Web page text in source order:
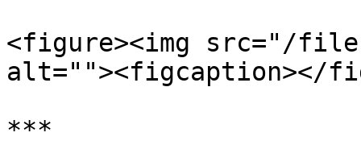
<figure><img src="/files/
alt=""><figcaption></
***